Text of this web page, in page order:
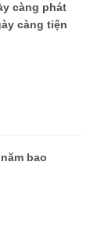
càng phát
càng tiện
bao